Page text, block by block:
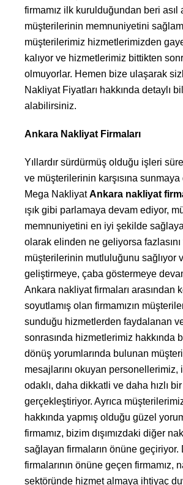
firmamız ilk kurulduğundan beri asıl
müşterilerinin memnuniyetini
müşterilerimiz hizmetlerimizden
kalıyor ve hizmetlerimiz bittikten
olmuyorlar. Hemen bize ulaşarak
Nakliyat Fiyatları hakkında detaylı
alabilirsiniz.
Ankara Nakliyat Firmaları
Yıllardır sürdürmüş olduğu işleri
ve müşterilerinin karşısına
Mega NakliyatAnkara nakliyat
ışık gibi parlamaya devam ediyor,
memnuniyetini en iyi şekilde
olarak elinden ne geliyorsa
müşterilerinin mutluluğunu sağlıyor
geliştirmeye, çaba göstermeye
Ankara nakliyat firmaları arasından
soyutlamış olan firmamızın
sunduğu hizmetlerden faydalanan
sonrasında hizmetlerimiz hakkında
dönüş yorumlarında bulunan
mesajlarını okuyan personellerimiz,
odaklı, daha dikkatli ve daha hızlı
gerçekleştiriyor. Ayrıca
hakkında yapmış olduğu güzel
firmamız, bizim dışımızdaki diğer
sağlayan firmaların önüne
firmalarının önüne geçen firmamız,
sektöründe hizmet almaya ihtiyaç